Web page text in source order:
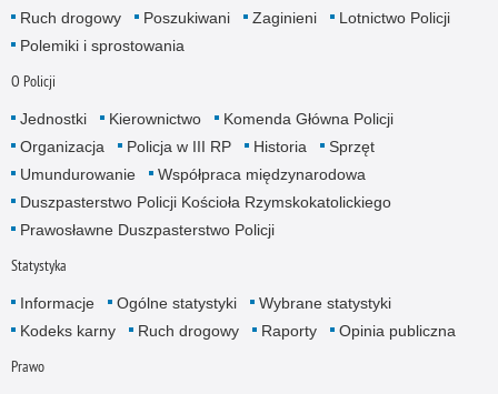
Ruch drogowy
Poszukiwani Zaginieni
Lotnictwo Policji
Polemiki i sprostowania
O Policji
Jednostki Kierownictwo
Komenda Główna Policji
Organizacja
Policja w III RP Historia
Sprzęt
Umundurowanie
Współpraca międzynarodowa
Duszpasterstwo Policji Kościoła Rzymskokatolickiego
Prawosławne Duszpasterstwo Policji
Statystyka
Informacje Ogólne statystyki
Wybrane statystyki
Kodeks karny
Ruch drogowy Raporty Opinia publiczna
Prawo